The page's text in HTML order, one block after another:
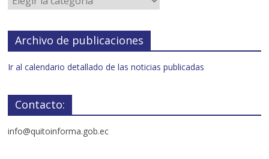
Archivo de publicaciones
Ir al calendario detallado de las noticias publicadas
Contacto:
info@quitoinforma.gob.ec